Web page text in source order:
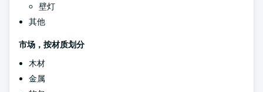
壁灯
其他
市场，按材质划分
木材
金属